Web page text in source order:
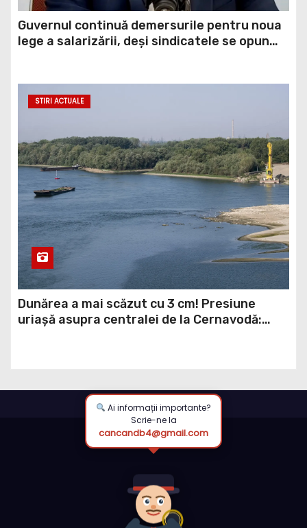
Guvernul continuă demersurile pentru noua
lege a salarizării, deși sindicatele se opun
STIRI ACTUALE
Dunărea a mai scăzut cu 3 cm! Presiune
uriașă asupra centralei de la Cernavodă:
Ai informații importante?
Scrie-ne la
cancandb4@gmail.com